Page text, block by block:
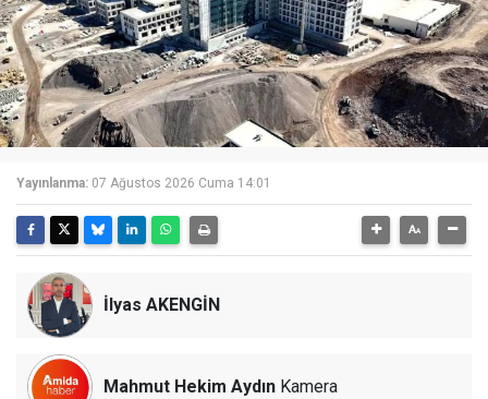
Yayınlanma: 07 Ağustos 2026 Cuma 14:01
İlyas AKENGİN
Mahmut Hekim Aydın Kamera